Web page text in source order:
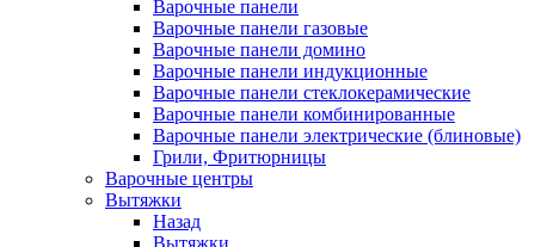
Варочные панели
Варочные панели газовые
Варочные панели домино
Варочные панели индукционные
Варочные панели стеклокерамические
Варочные панели комбинированные
Варочные панели электрические (блиновые)
Грили, Фритюрницы
Варочные центры
Вытяжки
Назад
Вытяжки